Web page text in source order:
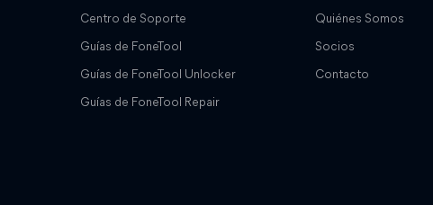
Centro de Soporte
Guías de FoneTool
Guías de FoneTool Unlocker
Guías de FoneTool Repair
Quiénes Somos
Socios
Contacto